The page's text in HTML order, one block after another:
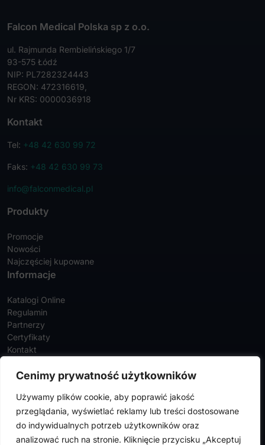
Cenimy prywatność użytkowników
Używamy plików cookie, aby poprawić jakość
przeglądania, wyświetlać reklamy lub treści dostosowane
do indywidualnych potrzeb użytkowników oraz
analizować ruch na stronie. Kliknięcie przycisku „Akceptuj
Falcon Medical Polska sp z o.o.
ul. Rajmunda Rembielińskiego 1/7
93-575 Łódź
NIP: PL7282324443
REGON: 472316619,
Nr KRS: 0000036918
Kontakt
Tel: +48 42 630 99 72
Faks: +48 42 630 99 73
info@falconmedical.pl
Produkty
Promocje
Nowości
Najczęściej kupowane
Informacje
Katalogi Online
Regulamin
Partnerzy
Certyfikaty
Kontakt
Zamówienia
Adresy